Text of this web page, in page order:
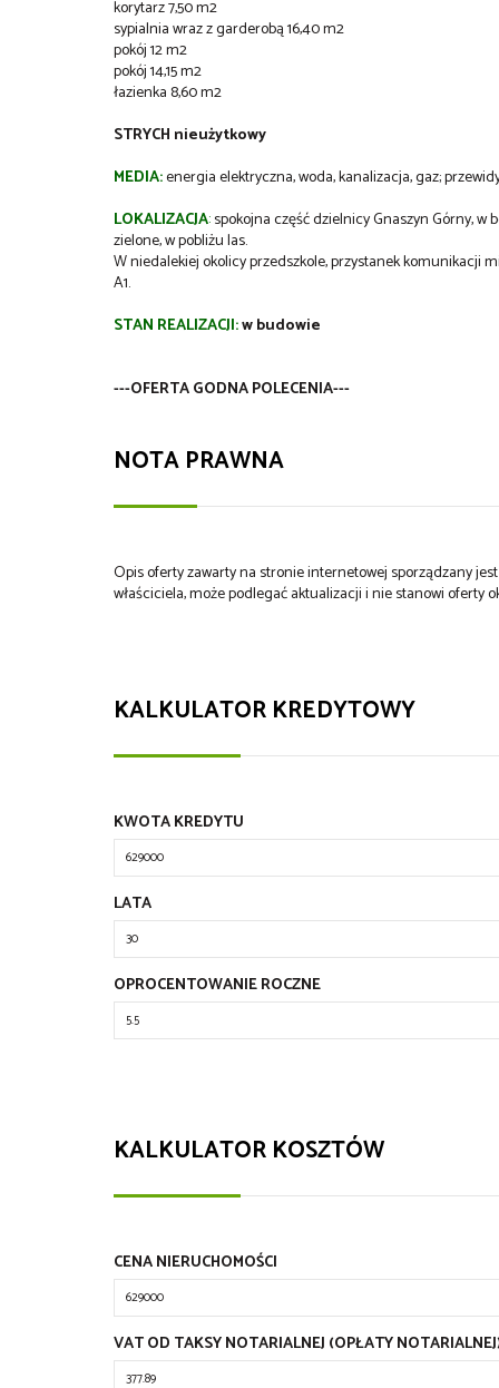
korytarz 7,50 m2
sypialnia wraz z garderobą 16,40 m2
pokój 12 m2
pokój 14,15 m2
łazienka 8,60 m2
STRYCH nieużytkowy
MEDIA:energia elektryczna, woda, kanalizacja, gaz;
LOKALIZACJA:spokojna część dzielnicy Gnaszyn Górny,
zielone, w pobliżu las.
W niedalekiej okolicy przedszkole, przystanek komunikacji
A1.
STAN REALIZACJI:w budowie
---OFERTA GODNA POLECENIA---
NOTA PRAWNA
Opis oferty zawarty na stronie internetowej sporządzany
właściciela, może podlegać aktualizacji i nie stanowi oferty
KALKULATOR KREDYTOWY
KWOTA KREDYTU
LATA
OPROCENTOWANIE ROCZNE
KALKULATOR KOSZTÓW
CENA NIERUCHOMOŚCI
VAT OD TAKSY NOTARIALNEJ (OPŁATY